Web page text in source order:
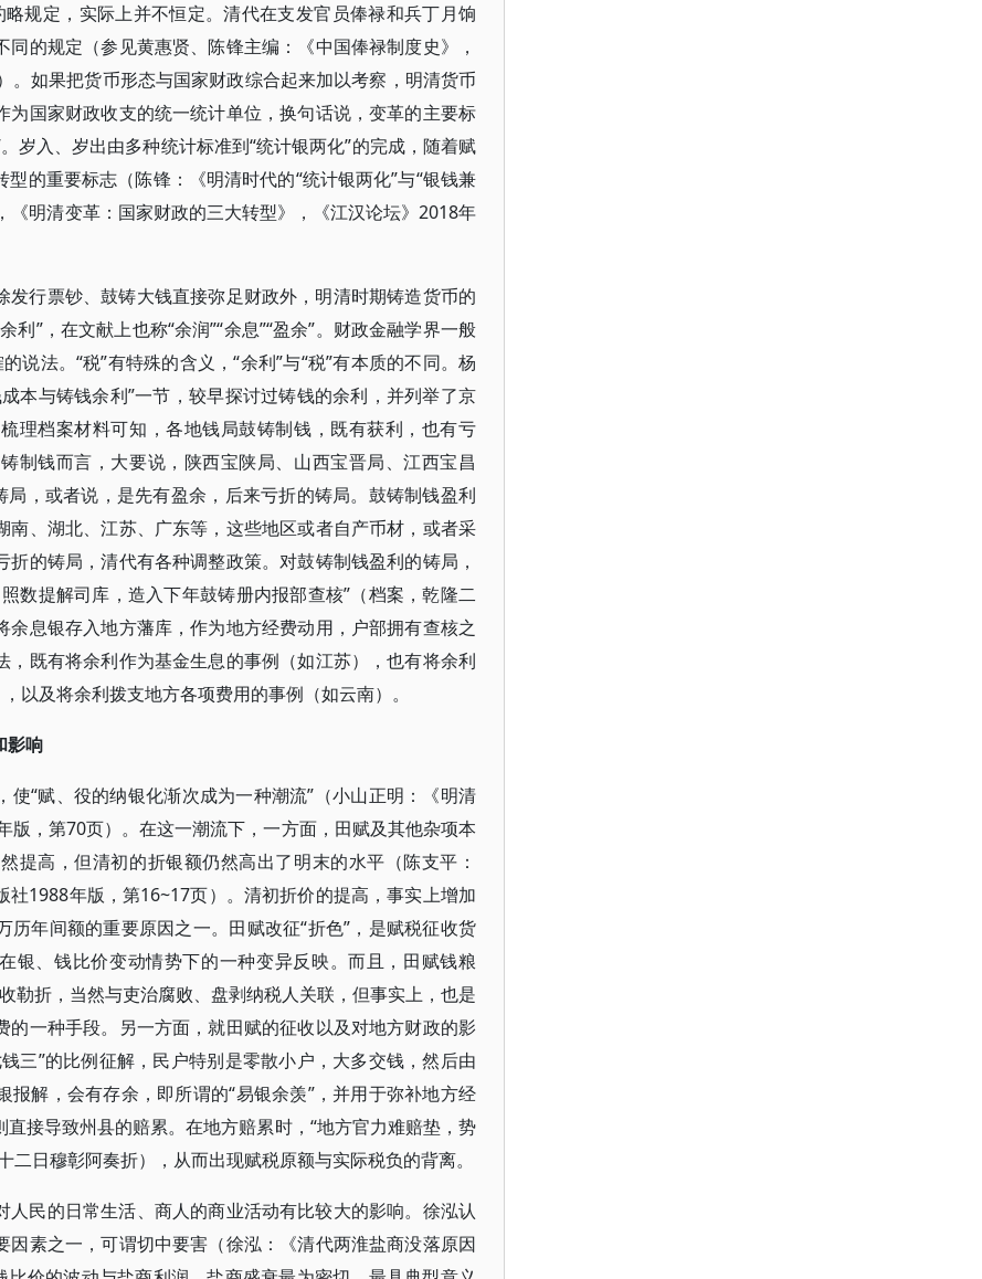
略规定，实际上并不恒定。清代在支发官员俸禄和兵丁月饷
的规定（参见黄惠贤、陈锋主编：《中国俸禄制度史》，
。如果把货币形态与国家财政综合起来加以考察，明清货币
国家财政收支的统一统计单位，换句话说，变革的主要标
岁入、岁出由多种统计标准到“统计银两化”的完成，随着赋
的重要标志（陈锋：《明清时代的“统计银两化”与“银钱兼
《明清变革：国家财政的三大转型》，《江汉论坛》2018年
行票钞、鼓铸大钱直接弥足财政外，明清时期铸造货币的
”，在文献上也称“余润”“余息”“盈余”。财政金融学界一般
说法。“税”有特殊的含义，“余利”与“税”有本质的不同。杨
本与铸钱余利”一节，较早探讨过铸钱的余利，并列举了京
理档案材料可知，各地钱局鼓铸制钱，既有获利，也有亏
制钱而言，大要说，陕西宝陕局、山西宝晋局、江西宝昌
局，或者说，是先有盈余，后来亏折的铸局。鼓铸制钱盈利
、湖北、江苏、广东等，这些地区或者自产币材，或者采
的铸局，清代有各种调整政策。对鼓铸制钱盈利的铸局，
数提解司库，造入下年鼓铸册内报部查核”（档案，乾隆二
息银存入地方藩库，作为地方经费动用，户部拥有查核之
既有将余利作为基金生息的事例（如江苏），也有将余利
以及将余利拨支地方各项费用的事例（如云南）。
影响
“赋、役的纳银化渐次成为一种潮流”（小山正明：《明清
版，第70页）。在这一潮流下，一方面，田赋及其他杂项本
提高，但清初的折银额仍然高出了明末的水平（陈支平：
社1988年版，第16~17页）。清初折价的提高，事实上增加
年间额的重要原因之一。田赋改征“折色”，是赋税征收货
银、钱比价变动情势下的一种变异反映。而且，田赋钱粮
勒折，当然与吏治腐败、盘剥纳税人关联，但事实上，也是
一种手段。另一方面，就田赋的征收以及对地方财政的影
三”的比例征解，民户特别是零散小户，大多交钱，然后由
解，会有存余，即所谓的“易银余羡”，并用于弥补地方经
接导致州县的赔累。在地方赔累时，“地方官力难赔垫，势
日穆彰阿奏折），从而出现赋税原额与实际税负的背离。
民的日常生活、商人的商业活动有比较大的影响。徐泓认
素之一，可谓切中要害（徐泓：《清代两淮盐商没落原因